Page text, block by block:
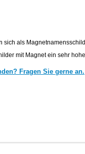
sich als
mit Magnet ein sehr
Fragen Sie gerne an.